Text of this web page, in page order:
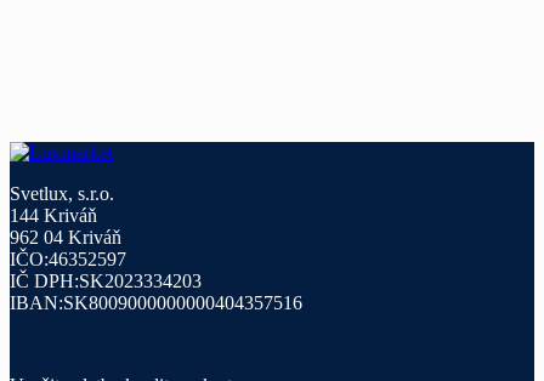
Svetlux, s.r.o.
144 Kriváň
962 04 Kriváň
IČO:46352597
IČ DPH:SK2023334203
IBAN:SK8009000000000404357516